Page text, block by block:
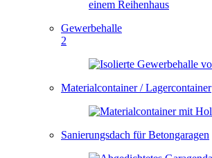
Gewerbehalle
2
Materialcontainer / Lagercontainer
Sanierungsdach für Betongaragen